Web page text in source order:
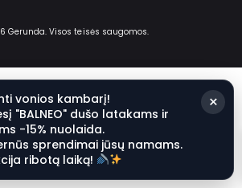
Gerunda. Visos teisės saugomos.
vonios kambarį!
"BALNEO" dušo latakams ir
-15% nuolaida.
sprendimai jūsų namams.
ribotą laiką!
×